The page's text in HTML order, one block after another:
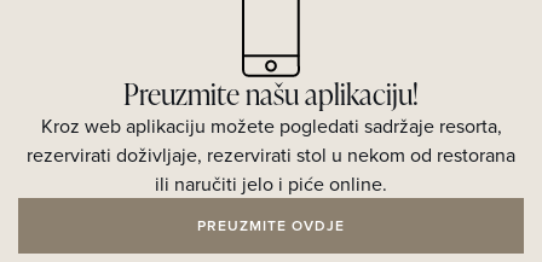
Preuzmite našu aplikaciju!
Kroz web aplikaciju možete pogledati sadržaje resorta,
rezervirati doživljaje, rezervirati stol u nekom od restorana
ili naručiti jelo i piće online.
PREUZMITE OVDJE